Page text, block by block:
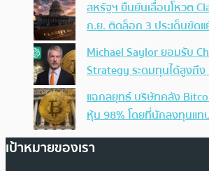
สหรัฐฯ ยืนยันเลื่อนโหวต
ก.ย. ติดล็อก 3 ประเด็นขัด
Michael Saylor ยอมรับ
Strategy ระดมทุนได้สูงถึ
แฉกลยุทธ์ บริษัทคลัง
หุ้น 98% โดยที่นักลงทุนแท
เป้าหมายของเรา